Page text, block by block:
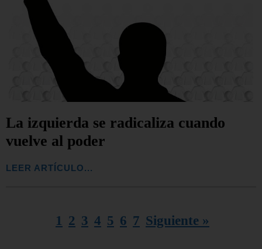
La izquierda se radicaliza cuando
vuelve al poder
LEER ARTÍCULO...
1 2 3 4 5 6 7 Siguiente »